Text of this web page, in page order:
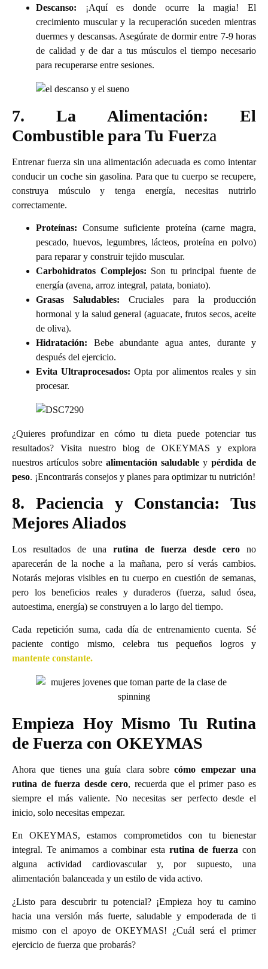
Descanso: ¡Aquí es donde ocurre la magia! El
crecimiento muscular y la recuperación suceden mientras
duermes y descansas. Asegúrate de dormir entre 7-9 horas
de calidad y de dar a tus músculos el tiempo necesario
para recuperarse entre sesiones.
7. La Alimentación: El
Combustible para Tu Fuerza
Entrenar fuerza sin una alimentación adecuada es como intentar
conducir un coche sin gasolina. Para que tu cuerpo se recupere,
construya músculo y tenga energía, necesitas nutrirlo
correctamente.
Proteínas: Consume suficiente proteína (carne magra,
pescado, huevos, legumbres, lácteos, proteína en polvo)
para reparar y construir tejido muscular.
Carbohidratos Complejos: Son tu principal fuente de
energía (avena, arroz integral, patata, boniato).
Grasas Saludables: Cruciales para la producción
hormonal y la salud general (aguacate, frutos secos, aceite
de oliva).
Hidratación: Bebe abundante agua antes, durante y
después del ejercicio.
Evita Ultraprocesados: Opta por alimentos reales y sin
procesar.
¿Quieres profundizar en cómo tu dieta puede potenciar tus
resultados? Visita nuestro blog de OKEYMAS y explora
nuestros artículos sobre alimentación saludable y pérdida de
peso. ¡Encontrarás consejos y planes para optimizar tu nutrición!
8. Paciencia y Constancia: Tus
Mejores Aliados
Los resultados de una rutina de fuerza desde cero no
aparecerán de la noche a la mañana, pero sí verás cambios.
Notarás mejoras visibles en tu cuerpo en cuestión de semanas,
pero los beneficios reales y duraderos (fuerza, salud ósea,
autoestima, energía) se construyen a lo largo del tiempo.
Cada repetición suma, cada día de entrenamiento cuenta. Sé
paciente contigo mismo, celebra tus pequeños logros y
mantente constante.
Empieza Hoy Mismo Tu Rutina
de Fuerza con OKEYMAS
Ahora que tienes una guía clara sobrecómo empezar una
rutina de fuerza desde cero, recuerda que el primer paso es
siempre el más valiente. No necesitas ser perfecto desde el
inicio, solo necesitas empezar.
En OKEYMAS, estamos comprometidos con tu bienestar
integral. Te animamos a combinar esta rutina de fuerza con
alguna actividad cardiovascular y, por supuesto, una
alimentación balanceada y un estilo de vida activo.
¿Listo para descubrir tu potencial? ¡Empieza hoy tu camino
hacia una versión más fuerte, saludable y empoderada de ti
mismo con el apoyo de OKEYMAS! ¿Cuál será el primer
ejercicio de fuerza que probarás?